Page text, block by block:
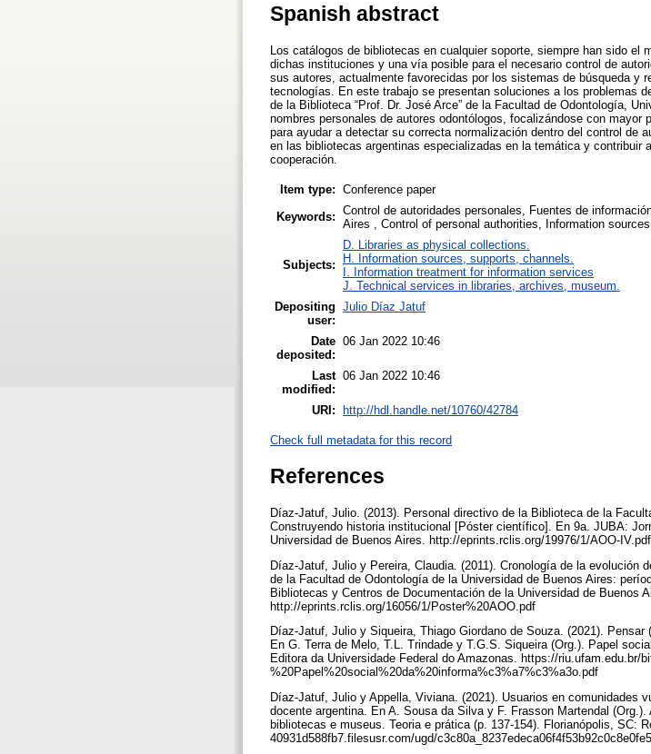
Spanish abstract
Los catálogos de bibliotecas en cualquier soporte, siempre han sido el
dichas instituciones y una vía posible para el necesario control de
sus autores, actualmente favorecidas por los sistemas de búsqueda y
tecnologías. En este trabajo se presentan soluciones a los problemas
de la Biblioteca “Prof. Dr. José Arce” de la Facultad de Odontología,
nombres personales de autores odontólogos, focalizándose con
para ayudar a detectar su correcta normalización dentro del control de
en las bibliotecas argentinas especializadas en la temática y contribuir
cooperación.
Item type: Conference paper
Keywords: Control de autoridades personales, Fuentes de
Aires , Control of personal authorities, Information
Subjects:
D. Libraries as physical collections.
H. Information sources, supports, channels.
I. Information treatment for information services
J. Technical services in libraries, archives, museum.
Depositing
user:
Julio Díaz Jatuf
Date
deposited:
06 Jan 2022 10:46
Last
modified:
06 Jan 2022 10:46
URI: http://hdl.handle.net/10760/42784
Check full metadata for this record
References
Díaz-Jatuf, Julio. (2013). Personal directivo de la Biblioteca de la
Construyendo historia institucional [Póster científico]. En 9a. JUBA:
Universidad de Buenos Aires. http://eprints.rclis.org/19976/1/AOO-IV.pdf
Díaz-Jatuf, Julio y Pereira, Claudia. (2011). Cronología de la evolución
de la Facultad de Odontología de la Universidad de Buenos Aires:
Bibliotecas y Centros de Documentación de la Universidad de Buenos
http://eprints.rclis.org/16056/1/Poster%20AOO.pdf
Díaz-Jatuf, Julio y Siqueira, Thiago Giordano de Souza. (2021).
En G. Terra de Melo, T.L. Trindade y T.G.S. Siqueira (Org.). Papel
Editora da Universidade Federal do Amazonas. https://riu.ufam.edu.br/
%20Papel%20social%20da%20informa%c3%a7%c3%a3o.pdf
Díaz-Jatuf, Julio y Appella, Viviana. (2021). Usuarios en comunidades
docente argentina. En A. Sousa da Silva y F. Frasson Martendal
bibliotecas e museus. Teoria e prática (p. 137-154). Florianópolis, SC:
40931d588fb7.filesusr.com/ugd/